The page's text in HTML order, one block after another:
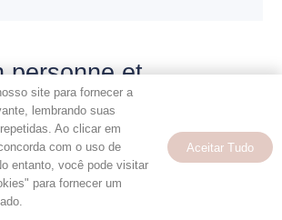
personne et
da Mulher offre des soins en
Paulo et peut orienter la
selon l'âge, le besoin clinique, la
Prendre rendez-vous
site para fornecer a
lembrando suas
Ao clicar em
com o uso de
entanto, você pode visitar
para fornecer um
Aceitar Tudo